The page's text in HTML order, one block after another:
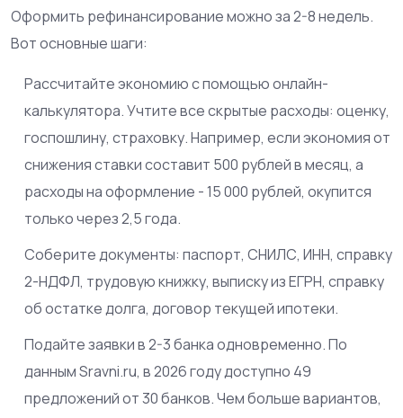
Оформить рефинансирование можно за 2-8 недель.
Вот основные шаги:
Рассчитайте экономию с помощью онлайн-
калькулятора. Учтите все скрытые расходы: оценку,
госпошлину, страховку. Например, если экономия от
снижения ставки составит 500 рублей в месяц, а
расходы на оформление - 15 000 рублей, окупится
только через 2,5 года.
Соберите документы: паспорт, СНИЛС, ИНН, справку
2-НДФЛ, трудовую книжку, выписку из ЕГРН, справку
об остатке долга, договор текущей ипотеки.
Подайте заявки в 2-3 банка одновременно. По
данным Sravni.ru, в 2026 году доступно 49
предложений от 30 банков. Чем больше вариантов,